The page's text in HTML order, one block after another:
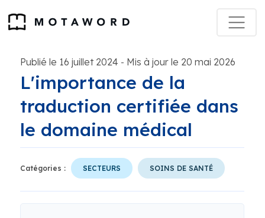
Publié le 16 juillet 2024 - Mis à jour le 20 mai 2026
L'importance de la
traduction certifiée dans
le domaine médical
Catégories : SECTEURS SOINS DE SANTÉ